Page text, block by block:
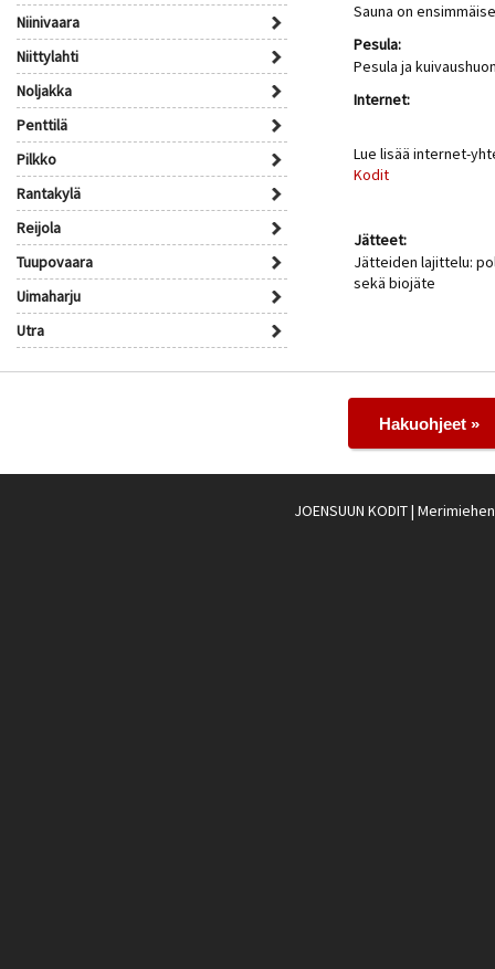
Niinivaara
Niittylahti
Noljakka
Penttilä
Pilkko
Rantakylä
Reijola
Tuupovaara
Uimaharju
Utra
Sauna on
Pesula:
Pesula ja
Internet:
Lue lisää internet-
Kodit
Jätteet:
Jätteiden lajittelu:
sekä biojäte
Hakuohjeet »
JOENSUUN KODIT|